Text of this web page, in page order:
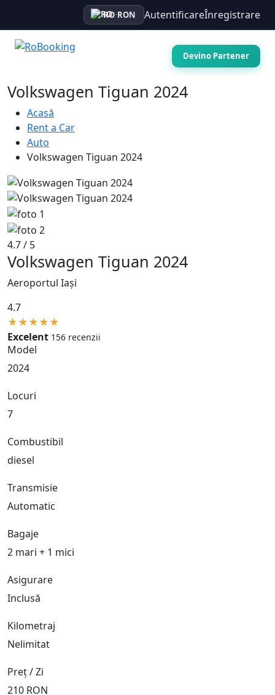
RO·RON AutentificareÎnregistrare
Devino Partener
Volkswagen Tiguan 2024
Acasă
Rent a Car
Auto
Volkswagen Tiguan 2024
4.7 / 5
Volkswagen Tiguan 2024
Aeroportul Iași
4.7
★★★★★
Excelent 156 recenzii
Model
2024
Locuri
7
Combustibil
diesel
Transmisie
Automatic
Bagaje
2 mari + 1 mici
Asigurare
Inclusă
Kilometraj
Nelimitat
Preț / Zi
210 RON